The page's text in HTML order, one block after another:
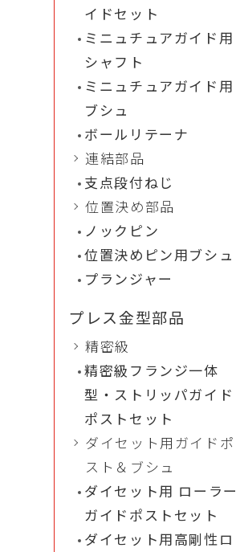
イドセット
ミニュチュアガイド用
シャフト
ミニュチュアガイド用
ブシュ
ボールリテーナ
連結部品
支点段付ねじ
位置決め部品
ノックピン
位置決めピン用ブシュ
プランジャー
プレス金型部品
精密級
精密級フランジ一体
型・ストリッパガイド
ポストセット
ダイセット用ガイドポ
スト＆ブシュ
ダイセット用 ローラー
ガイドポストセット
ダイセット用高剛性ロ